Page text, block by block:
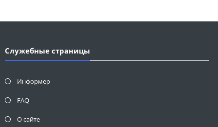
Служебные страницы
Информер
FAQ
О сайте